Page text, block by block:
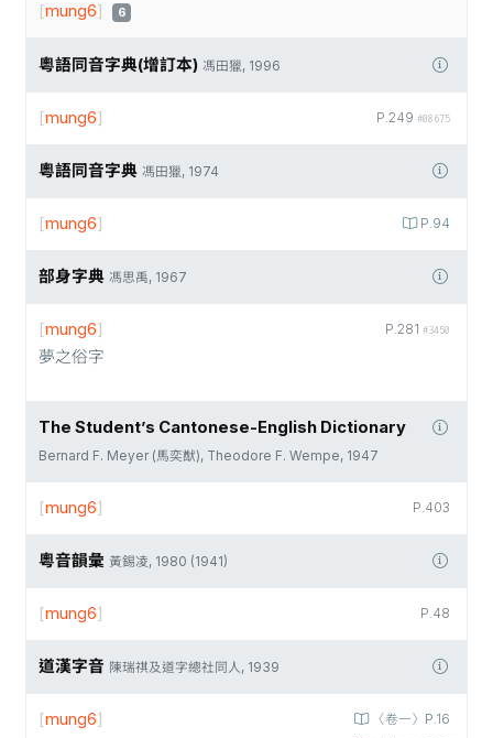
[mung6] 6
粵語同音字典(增訂本) 馮田獵, 1996
P.249 #08675
[mung6]
粵語同音字典 馮田獵, 1974
P.94
[mung6]
部身字典 馮思禹, 1967
P.281 #3450
[mung6]
夢之俗字
The Student’s Cantonese-English Dictionary
Bernard F. Meyer (馬奕猷), Theodore F. Wempe, 1947
P.403
[mung6]
粵音韻彙 黃錫凌, 1980 (1941)
P.48
[mung6]
道漢字音 陳瑞祺及道字總社同人, 1939
〈卷一〉P.16
[mung6]